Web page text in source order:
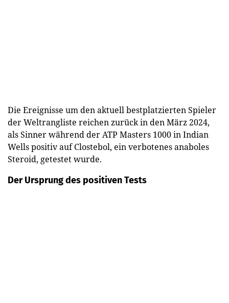
Die Ereignisse um den aktuell bestplatzierten Spieler
der Weltrangliste reichen zurück in den März 2024,
als Sinner während der ATP Masters 1000 in Indian
Wells positiv auf Clostebol, ein verbotenes anaboles
Steroid, getestet wurde.
Der Ursprung des positiven Tests